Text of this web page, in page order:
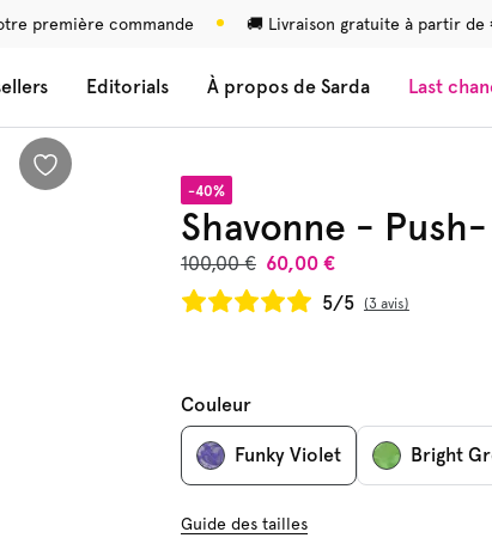
première commande 🚚 Livraison gratuite à partir de
Editorials À propos de Sarda Last
-40%
Shavonne -
100,00 € 60,00 €
5/5
3 avis
Couleur
Funky Violet Bright
Guide des tailles